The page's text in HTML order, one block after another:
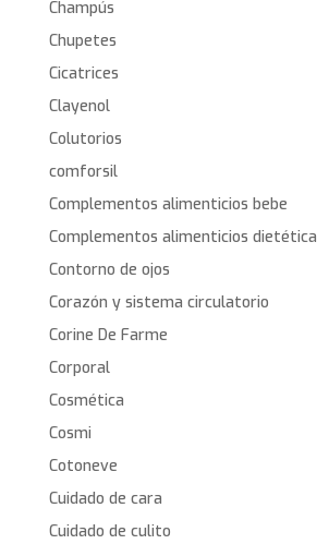
Champús
Chupetes
Cicatrices
Clayenol
Colutorios
comforsil
Complementos alimenticios bebe
Complementos alimenticios dietética
Contorno de ojos
Corazón y sistema circulatorio
Corine De Farme
Corporal
Cosmética
Cosmi
Cotoneve
Cuidado de cara
Cuidado de culito